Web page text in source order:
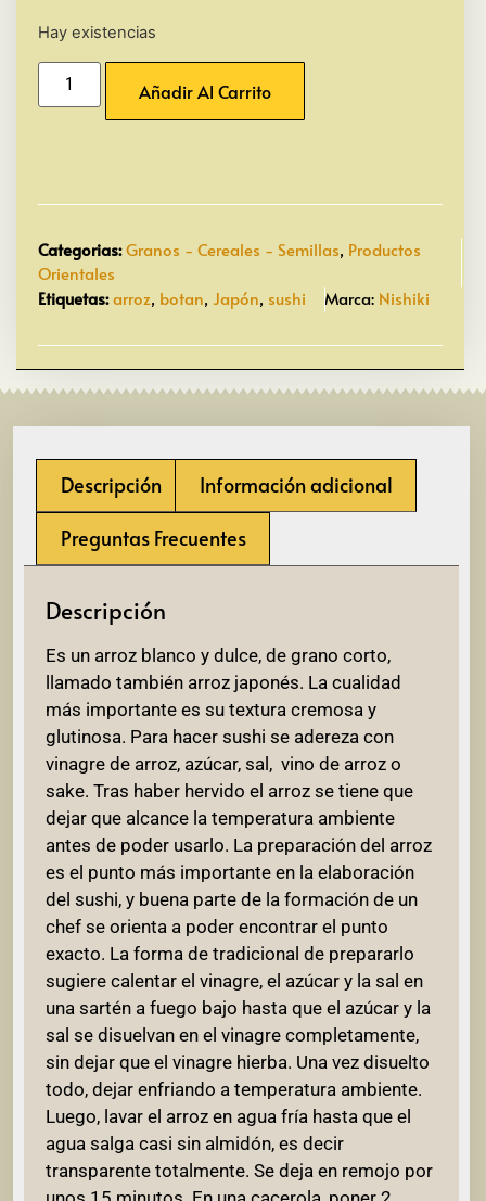
Hay existencias
Añadir Al Carrito
Categorias:Granos - Cereales - Semillas, Productos
Orientales
Etiquetas:arroz, botan, Japón, sushi Marca: Nishiki
Descripción
Información adicional
Preguntas Frecuentes
Descripción
Es un arroz blanco y dulce, de grano corto,
llamado también arroz japonés. La cualidad
más importante es su textura cremosa y
glutinosa. Para hacer sushi se adereza con
vinagre de arroz, azúcar, sal, vino de arroz o
sake. Tras haber hervido el arroz se tiene que
dejar que alcance la temperatura ambiente
antes de poder usarlo. La preparación del arroz
es el punto más importante en la elaboración
del sushi, y buena parte de la formación de un
chef se orienta a poder encontrar el punto
exacto. La forma de tradicional de prepararlo
sugiere calentar el vinagre, el azúcar y la sal en
una sartén a fuego bajo hasta que el azúcar y la
sal se disuelvan en el vinagre completamente,
sin dejar que el vinagre hierba. Una vez disuelto
todo, dejar enfriando a temperatura ambiente.
Luego, lavar el arroz en agua fría hasta que el
agua salga casi sin almidón, es decir
transparente totalmente. Se deja en remojo por